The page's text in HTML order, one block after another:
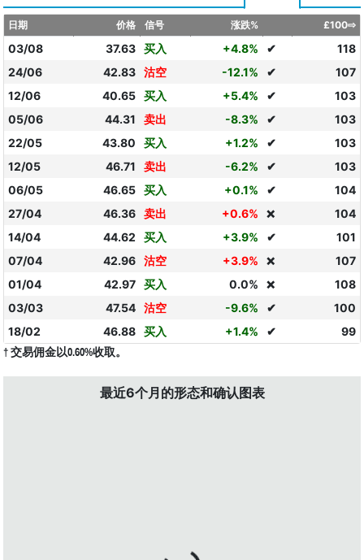
日期 价格 信号 涨跌% £100⇨
03/08 37.63 买入 +4.8% ✔
118
24/06
42.83 沽空 -12.1% ✔
107
12/06
40.65 买入 +5.4% ✔
103
05/06
44.31 卖出 -8.3% ✔
103
22/05
43.80 买入 +1.2% ✔
103
12/05
46.71 卖出 -6.2% ✔
103
06/05
46.65 买入 +0.1% ✔
104
27/04
46.36 卖出 +0.6% ❌
104
14/04
44.62 买入 +3.9% ✔
101
07/04
42.96 沽空 +3.9% ❌
107
01/04
42.97 买入 0.0% ❌
108
03/03
47.54 沽空 -9.6% ✔
100
18/02
46.88 买入 +1.4% ✔ 99
† 交易佣金以0.60%收取。
最近6个月的形态和确认图表